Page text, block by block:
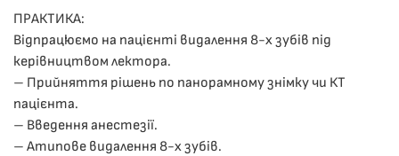
ПРАКТИКА:
Відпрацюємо на пацієнті видалення 8-х зубів під
керівництвом лектора.
– Прийняття рішень по панорамному знімку чи КТ
пацієнта.
– Введення анестезії.
– Атипове видалення 8-х зубів.